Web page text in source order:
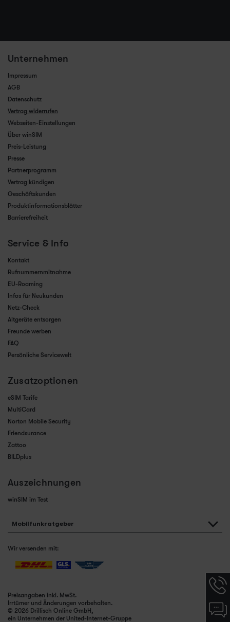
Unternehmen
Impressum
AGB
Datenschutz
Vertrag widerrufen
Webseiten-Einstellungen
Über winSIM
Preis-Leistung
Presse
Partnerprogramm
Vertrag kündigen
Geschäftskunden
Produktinformationsblätter
Barrierefreiheit
Service & Info
Kontakt
Rufnummernmitnahme
EU-Roaming
Infos für Neukunden
Netz-Check
Altgeräte entsorgen
Freunde werben
FAQ
Persönliche Servicewelt
Zusatzoptionen
eSIM Tarife
MultiCard
Norton Mobile Security
Friendsurance
Zattoo
BILDplus
Auszeichnungen
winSIM im Test
Mobilfunkratgeber
Wir versenden mit:
Preisangaben inkl. MwSt.
Irrtümer und Änderungen vorbehalten.
© 2026 Drillisch Online GmbH,
ein Unternehmen der United-Internet-Gruppe
Chat-